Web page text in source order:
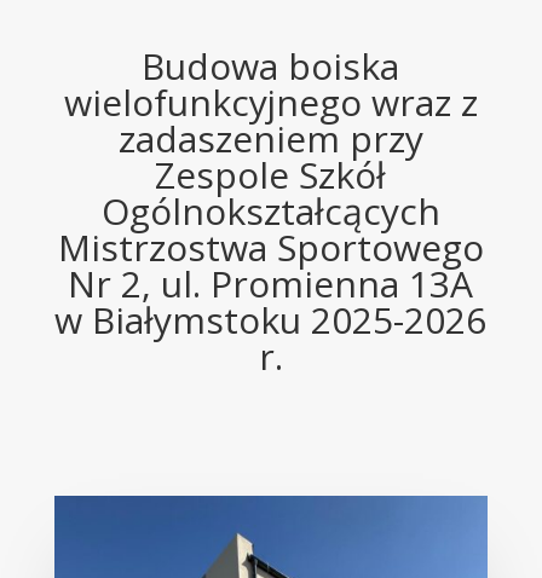
Budowa boiska
wielofunkcyjnego wraz z
zadaszeniem przy
Zespole Szkół
Ogólnokształcących
Mistrzostwa Sportowego
Nr 2, ul. Promienna 13A
w Białymstoku 2025-2026
r.